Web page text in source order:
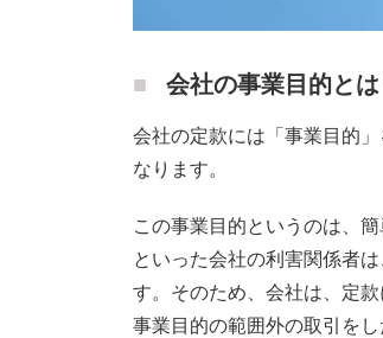
会社の事業目的とは
会社の定款には「事業目的
なります。
この事業目的というのは、
といった会社の利害関係者
す。そのため、会社は、定
事業目的の範囲外の取引を